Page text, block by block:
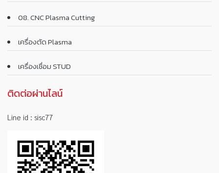
08. CNC Plasma Cutting
เครื่องตัด Plasma
เครื่องเชื่อม STUD
ติดต่อผ่านไลน์
Line id : sisc77